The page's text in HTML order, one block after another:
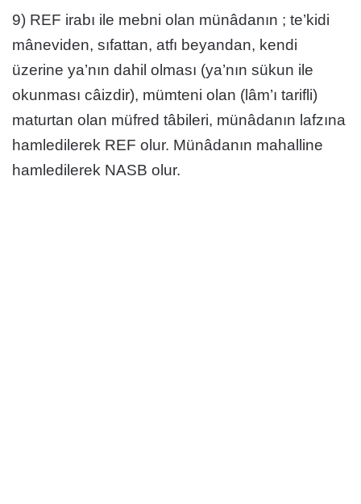
9) REF irabı ile mebni olan münâdanın ; te’kidi
mâneviden, sıfattan, atfı beyandan, kendi
üzerine ya’nın dahil olması (ya’nın sükun ile
okunması câizdir), mümteni olan (lâm’ı tarifli)
maturtan olan müfred tâbileri, münâdanın lafzına
hamledilerek REF olur. Münâdanın mahalline
hamledilerek NASB olur.